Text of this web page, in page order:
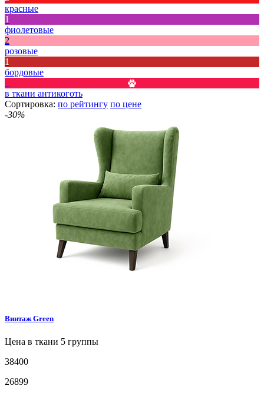
красные
1
фиолетовые
2
розовые
1
бордовые
в ткани антикоготь
Сортировка: по рейтингу по цене
-30%
ВинтажGreen
Цена в ткани 5 группы
38400
26899